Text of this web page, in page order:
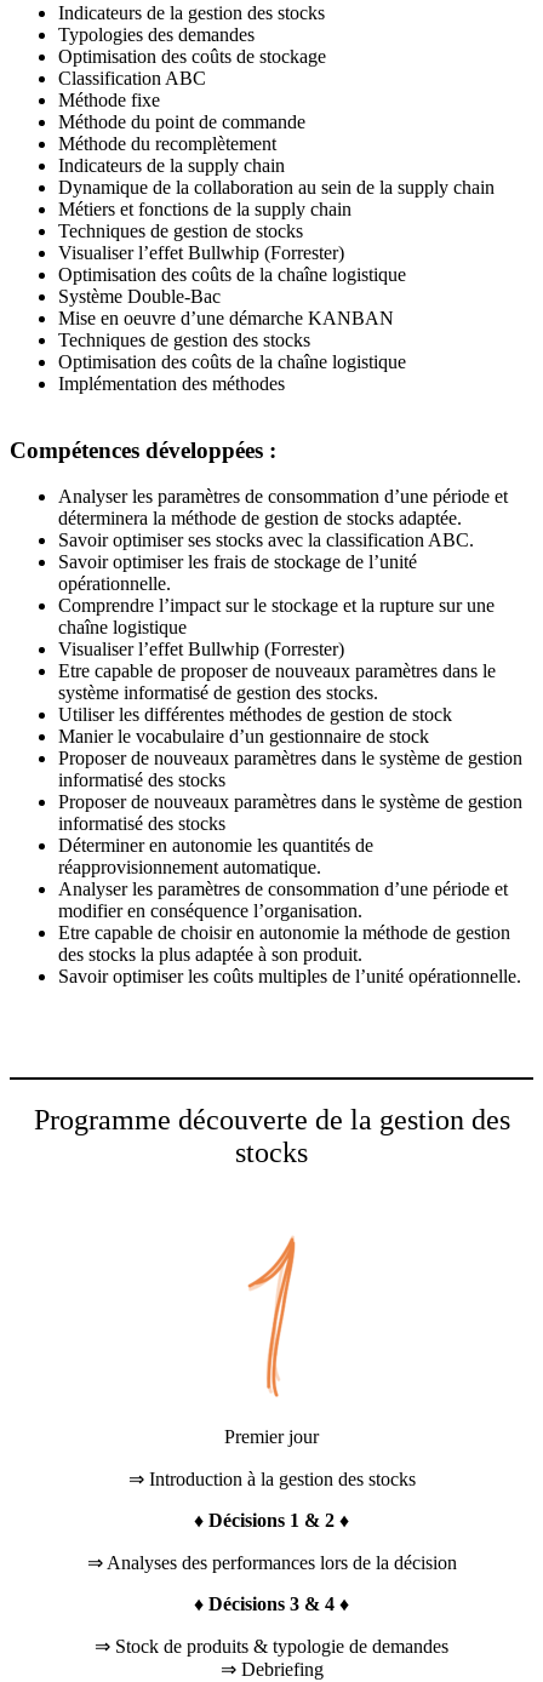
Indicateurs de la gestion des stocks
Typologies des demandes
Optimisation des coûts de stockage
Classification ABC
Méthode fixe
Méthode du point de commande
Méthode du recomplètement
Indicateurs de la supply chain
Dynamique de la collaboration au sein de la supply chain
Métiers et fonctions de la supply chain
Techniques de gestion de stocks
Visualiser l’effet Bullwhip (Forrester)
Optimisation des coûts de la chaîne logistique
Système Double-Bac
Mise en oeuvre d’une démarche KANBAN
Techniques de gestion des stocks
Optimisation des coûts de la chaîne logistique
Implémentation des méthodes
Compétences développées :
Analyser les paramètres de consommation d’une période et
déterminera la méthode de gestion de stocks adaptée.
Savoir optimiser ses stocks avec la classification ABC.
Savoir optimiser les frais de stockage de l’unité
opérationnelle.
Comprendre l’impact sur le stockage et la rupture sur une
chaîne logistique
Visualiser l’effet Bullwhip (Forrester)
Etre capable de proposer de nouveaux paramètres dans le
système informatisé de gestion des stocks.
Utiliser les différentes méthodes de gestion de stock
Manier le vocabulaire d’un gestionnaire de stock
Proposer de nouveaux paramètres dans le système de gestion
informatisé des stocks
Proposer de nouveaux paramètres dans le système de gestion
informatisé des stocks
Déterminer en autonomie les quantités de
réapprovisionnement automatique.
Analyser les paramètres de consommation d’une période et
modifier en conséquence l’organisation.
Etre capable de choisir en autonomie la méthode de gestion
des stocks la plus adaptée à son produit.
Savoir optimiser les coûts multiples de l’unité opérationnelle.
Programme découverte de la gestion des
stocks
Premier jour
⇒ Introduction à la gestion des stocks
♦ Décisions 1 & 2 ♦
⇒ Analyses des performances lors de la décision
♦ Décisions 3 & 4 ♦
⇒ Stock de produits & typologie de demandes
⇒ Debriefing